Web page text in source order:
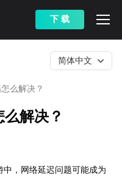
下 载
么解决？
简体中文
解决？
，网络延迟问题可能成为